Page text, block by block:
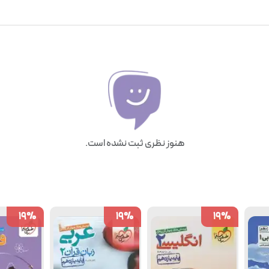
هنوز نظری ثبت نشده است.
19%
19%
19%
19%
19%
19%